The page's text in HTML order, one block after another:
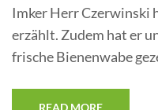
Imker Herr Czerwinski
erzählt. Zudem hat er
frische Bienenwabe
READ MORE